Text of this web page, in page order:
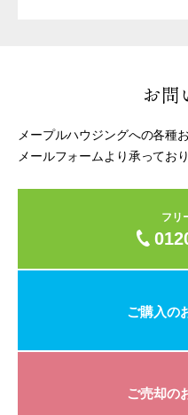
お問
メープルハウジングへの各種
メールフォームより承っており
フリ
ご購入の
ご売却の